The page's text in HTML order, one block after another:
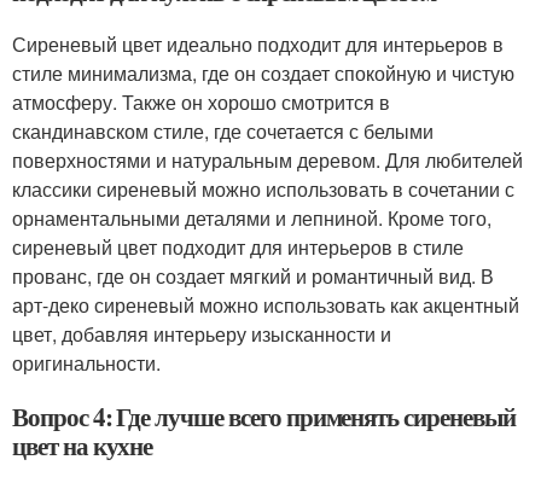
Сиреневый цвет идеально подходит для интерьеров в
стиле минимализма, где он создает спокойную и чистую
атмосферу. Также он хорошо смотрится в
скандинавском стиле, где сочетается с белыми
поверхностями и натуральным деревом. Для любителей
классики сиреневый можно использовать в сочетании с
орнаментальными деталями и лепниной. Кроме того,
сиреневый цвет подходит для интерьеров в стиле
прованс, где он создает мягкий и романтичный вид. В
арт-деко сиреневый можно использовать как акцентный
цвет, добавляя интерьеру изысканности и
оригинальности.
Вопрос 4: Где лучше всего применять сиреневый
цвет на кухне